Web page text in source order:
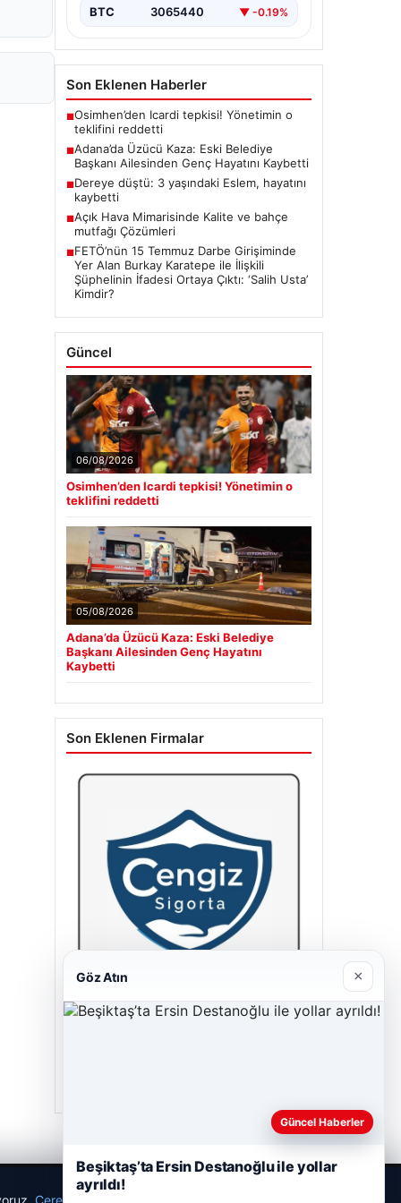
BTC 3065440 ▼ -0.19%
Son Eklenen Haberler
■Osimhen’den Icardi tepkisi! Yönetimin o
teklifini reddetti
■Adana’da Üzücü Kaza: Eski Belediye
Başkanı Ailesinden Genç Hayatını Kaybetti
■Dereye düştü: 3 yaşındaki Eslem, hayatını
kaybetti
■Açık Hava Mimarisinde Kalite ve bahçe
mutfağı Çözümleri
■FETÖ’nün 15 Temmuz Darbe Girişiminde
Yer Alan Burkay Karatepe ile İlişkili
Şüphelinin İfadesi Ortaya Çıktı: ‘Salih Usta’
Kimdir?
Güncel
06/08/2026
Osimhen’den Icardi tepkisi! Yönetimin o
teklifini reddetti
05/08/2026
Adana’da Üzücü Kaza: Eski Belediye
Başkanı Ailesinden Genç Hayatını
Kaybetti
Son Eklenen Firmalar
Çerez Politikamız
Göz Atın ×
Güncel Haberler
Beşiktaş’ta Ersin Destanoğlu ile yollar
ayrıldı!